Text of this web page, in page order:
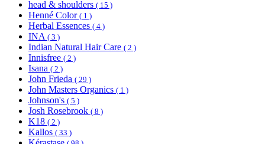
head & shoulders ( 15 )
Henné Color ( 1 )
Herbal Essences ( 4 )
INA ( 3 )
Indian Natural Hair Care ( 2 )
Innisfree ( 2 )
Isana ( 2 )
John Frieda ( 29 )
John Masters Organics ( 1 )
Johnson's ( 5 )
Josh Rosebrook ( 8 )
K18 ( 2 )
Kallos ( 33 )